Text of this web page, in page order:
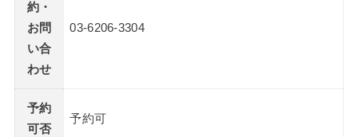
約・
お問
い合
わせ
03-6206-3304
予約
可否
予約可